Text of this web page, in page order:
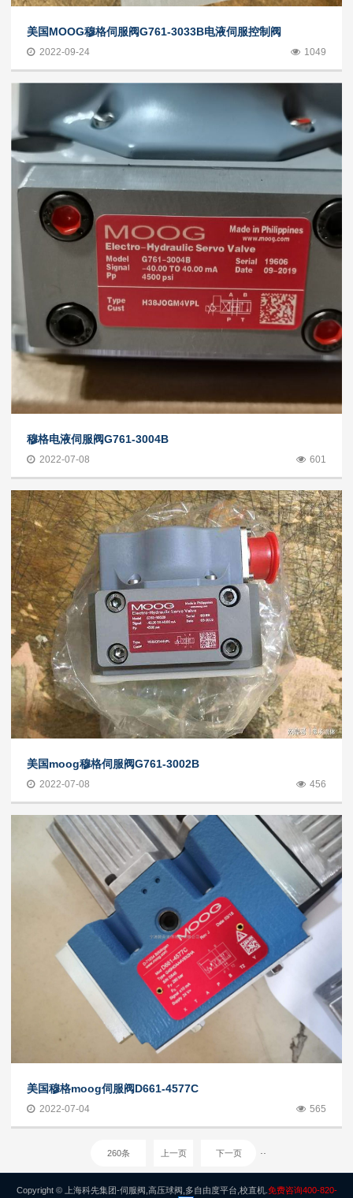
美国MOOG穆格伺服阀G761-3033B电液伺服控制阀
2022-09-24 1049
穆格电液伺服阀G761-3004B
2022-07-08 601
美国moog穆格伺服阀G761-3002B
2022-07-08 456
美国穆格moog伺服阀D661-4577C
2022-07-04 565
260条 上一页 下一页
Copyright © 上海科先集团-伺服阀,高压球阀,多自由度平台,校直机.免费咨询400-820-